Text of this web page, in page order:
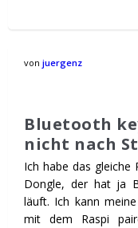
von juergenz
Bluetooth
nicht nach
Ich habe das gleiche
Dongle, der hat ja
läuft. Ich kann
mit dem Raspi